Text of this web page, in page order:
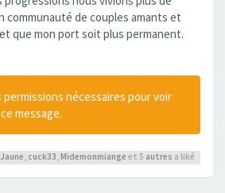
communauté de couples amants et
que mon port soit plus permanent.
permissions nécessaires pour voir
message.
, cuck33, Midemonmiange et 5 autres a liké